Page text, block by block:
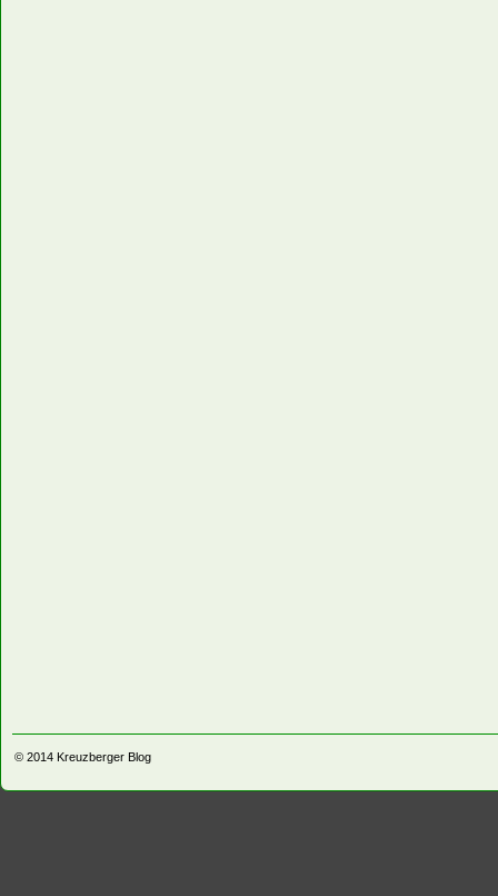
© 2014 Kreuzberger Blog